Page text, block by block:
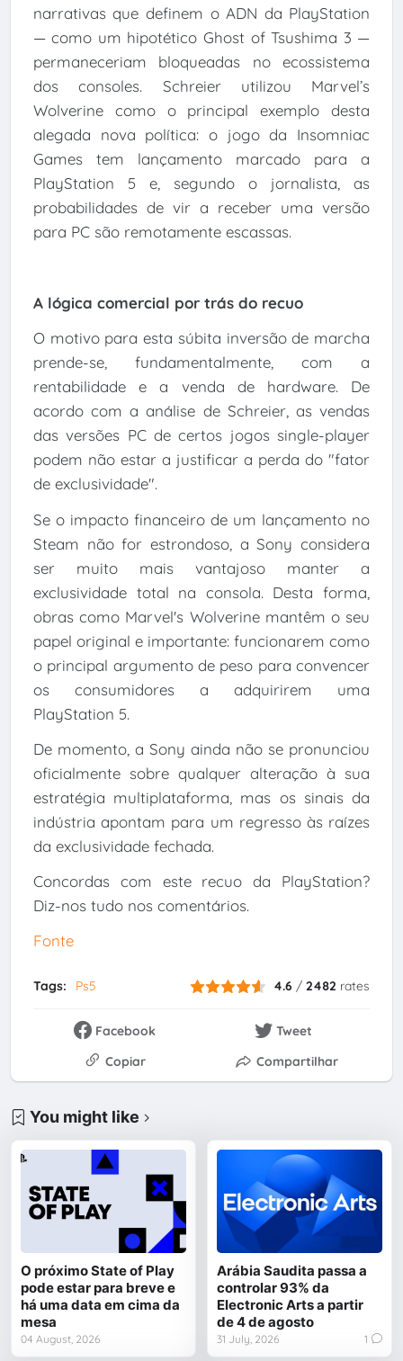
narrativas que definem o ADN da PlayStation
— como um hipotético Ghost of Tsushima 3 —
permaneceriam bloqueadas no ecossistema
dos consoles. Schreier utilizou Marvel’s
Wolverine como o principal exemplo desta
alegada nova política: o jogo da Insomniac
Games tem lançamento marcado para a
PlayStation 5 e, segundo o jornalista, as
probabilidades de vir a receber uma versão
para PC são remotamente escassas.
A lógica comercial por trás do recuo
O motivo para esta súbita inversão de marcha
prende-se, fundamentalmente, com a
rentabilidade e a venda de hardware. De
acordo com a análise de Schreier, as vendas
das versões PC de certos jogos single-player
podem não estar a justificar a perda do "fator
de exclusividade".
Se o impacto financeiro de um lançamento no
Steam não for estrondoso, a Sony considera
ser muito mais vantajoso manter a
exclusividade total na consola. Desta forma,
obras como Marvel's Wolverine mantêm o seu
papel original e importante: funcionarem como
o principal argumento de peso para convencer
os consumidores a adquirirem uma
PlayStation 5.
De momento, a Sony ainda não se pronunciou
oficialmente sobre qualquer alteração à sua
estratégia multiplataforma, mas os sinais da
indústria apontam para um regresso às raízes
da exclusividade fechada.
Concordas com este recuo da PlayStation?
Diz-nos tudo nos comentários.
Fonte
Tags: Ps5 4.6 /2482 rates
Facebook
Tweet
Copiar
Compartilhar
You might like
O próximo State of Play
pode estar para breve e
há uma data em cima da
mesa
04 August, 2026
Arábia Saudita passa a
controlar 93% da
Electronic Arts a partir
de 4 de agosto
31 July, 2026 1